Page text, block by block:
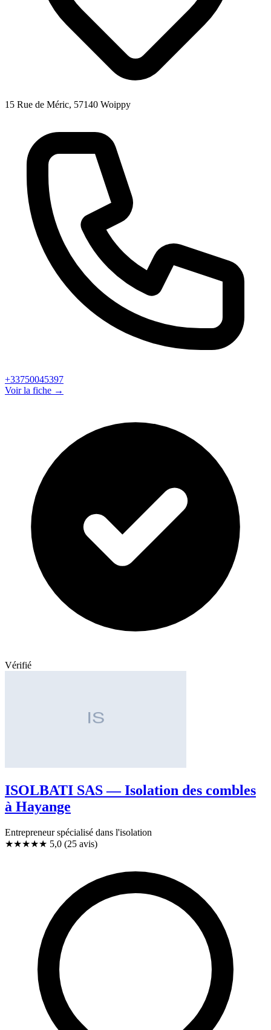
15 Rue de Méric, 57140 Woippy
+33750045397
Voir la fiche →
Vérifié
ISOLBATI SAS — Isolation des combles
à Hayange
Entrepreneur spécialisé dans l'isolation
★★★★★ 5,0 (25 avis)